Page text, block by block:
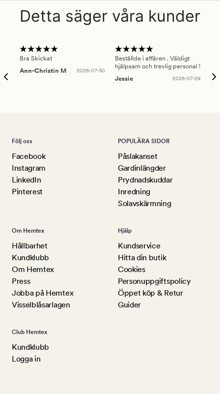
Detta säger våra kunder
Bra Skickat
Ann-Christin M
2026-07-30
Beställde i affären . Väldigt
hjälpsam och trevlig personal !
Jessie
2026-07-29
Följ oss
Facebook
Instagram
LinkedIn
Pinterest
POPULÄRA SIDOR
Påslakanset
Gardinlängder
Prydnadskuddar
Inredning
Solavskärmning
Om Hemtex
Hållbarhet
Kundklubb
Om Hemtex
Press
Jobba på Hemtex
Visselblåsarlagen
Hjälp
Kundservice
Hitta din butik
Cookies
Personuppgiftspolicy
Öppet köp & Retur
Guider
Club Hemtex
Kundklubb
Logga in